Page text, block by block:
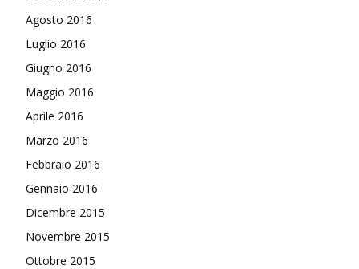
Agosto 2016
Luglio 2016
Giugno 2016
Maggio 2016
Aprile 2016
Marzo 2016
Febbraio 2016
Gennaio 2016
Dicembre 2015
Novembre 2015
Ottobre 2015